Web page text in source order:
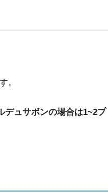
。
デュサボンの場合は1~2プ